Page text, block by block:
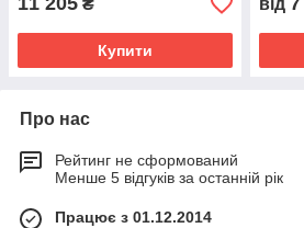
₴
Купити
від
Про нас
Рейтинг не сформований
Менше 5 відгуків за останній рік
Працює з 01.12.2014